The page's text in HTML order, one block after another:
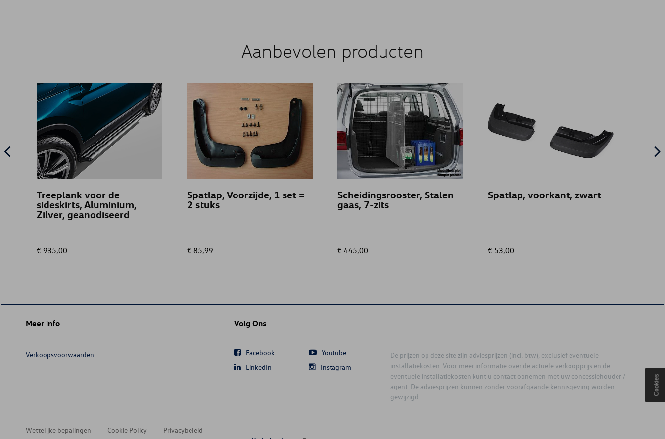
Aanbevolen producten
Treeplank voor de
sideskirts, Aluminium,
Zilver, geanodiseerd
€ 935,00
Spatlap, Voorzijde, 1 set =
2 stuks
€ 85,99
Scheidingsrooster, Stalen
gaas, 7-zits
€ 445,00
Spatlap, voorkant, zwart
€ 53,00
Meer info
Verkoopsvoorwaarden
Volg Ons
Facebook
Youtube
LinkedIn
Instagram
De prijzen op deze site zijn adviesprijzen (incl. btw), exclusief eventuele
installatiekosten. Voor meer informatie over de actuele verkoopprijs en de
eventuele installatiekosten kunt u contact opnemen met uw concessiehouder /
agent. De adviesprijzen kunnen zonder voorafgaande kennisgeving worden
gewijzigd.
Wettelijke bepalingen Cookie Policy
Privacybeleid
Cookies